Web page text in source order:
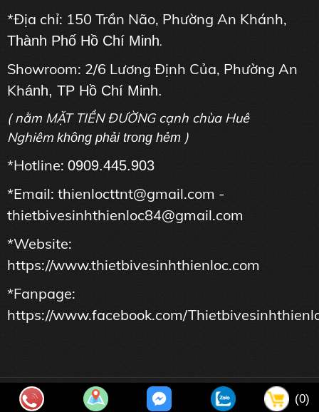
*Địa chỉ: 150 Trần Não, Phường An Khánh,
Thành Phố Hồ Chí Minh.
Showroom: 2/6 Lương Định Của, Phường An
Khánh, TP Hồ Chí Minh.
( nằm MẶT TIỀN ĐƯỜNG cạnh chùa Huê
Nghiêm không phải trong hẻm )
*Hotline: 0909.445.903
*Email: thienlocttnt@gmail.com -
thietbivesinhthienloc84@gmail.com
*Website:
https://www.thietbivesinhthienloc.com
*Fanpage:
https://www.facebook.com/
Copyright © Công Ty TNHH Tư Vấn Thương Mại Dịch Vụ THIÊN(0)